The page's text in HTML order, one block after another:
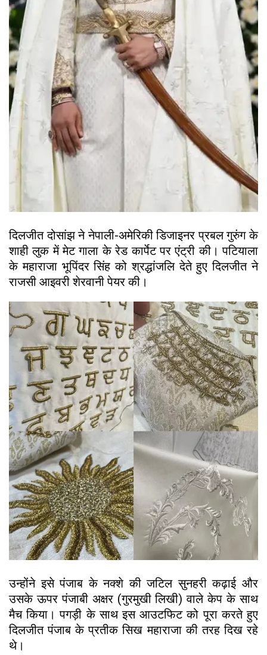
दिलजीत दोसांझ ने नेपाली-अमेरिकी डिजाइनर प्रबल गुरुंग के
शाही लुक में मेट गाला के रेड कार्पेट पर एंट्री की। पटियाला
के महाराजा भूपिंदर सिंह को श्रद्धांजलि देते हुए दिलजीत ने
राजसी आइवरी शेरवानी पेयर की।
उन्होंने इसे पंजाब के नक्शे की जटिल सुनहरी कढ़ाई और
उसके ऊपर पंजाबी अक्षर (गुरमुखी लिखी) वाले केप के साथ
मैच किया। पगड़ी के साथ इस आउटफिट को पूरा करते हुए
दिलजीत पंजाब के प्रतीक सिख महाराजा की तरह दिख रहे
थे।